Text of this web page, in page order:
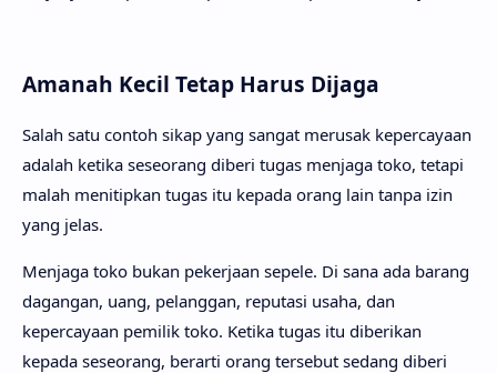
Amanah Kecil Tetap Harus Dijaga
Salah satu contoh sikap yang sangat merusak kepercayaan
adalah ketika seseorang diberi tugas menjaga toko, tetapi
malah menitipkan tugas itu kepada orang lain tanpa izin
yang jelas.
Menjaga toko bukan pekerjaan sepele. Di sana ada barang
dagangan, uang, pelanggan, reputasi usaha, dan
kepercayaan pemilik toko. Ketika tugas itu diberikan
kepada seseorang, berarti orang tersebut sedang diberi